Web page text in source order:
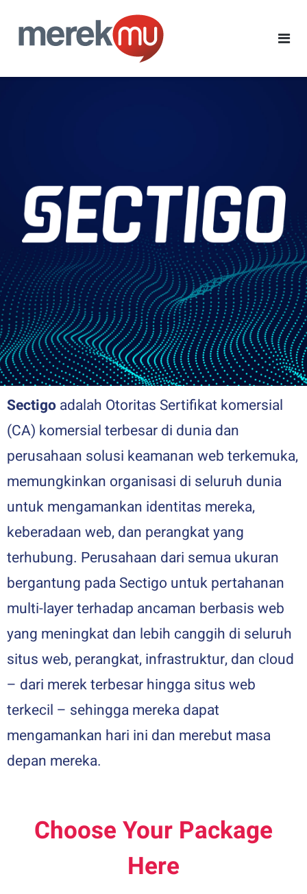
Sectigoadalah Otoritas Sertifikat komersial
(CA) komersial terbesar di dunia dan
perusahaan solusi keamanan web terkemuka,
memungkinkan organisasi di seluruh dunia
untuk mengamankan identitas mereka,
keberadaan web, dan perangkat yang
terhubung. Perusahaan dari semua ukuran
bergantung pada Sectigo untuk pertahanan
multi-layer terhadap ancaman berbasis web
yang meningkat dan lebih canggih di seluruh
situs web, perangkat, infrastruktur, dan cloud
– dari merek terbesar hingga situs web
terkecil – sehingga mereka dapat
mengamankan hari ini dan merebut masa
depan mereka.
Choose Your Package
Here